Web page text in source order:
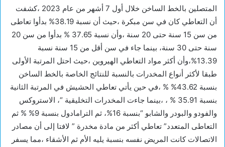
المتصلين بالخط الساخن خلال أول 7 أشهر من عام 2023 ،كشفت
أن التعاطي كان في سن مبكرة ،حيث أن نسبة 38.19% بدأوا تعاطى
من سن 15 سنة حتى 20 سنة ،وأن نسبة 37.65 % بدأوا من سن 20
سنة حتى 30 سنة، بينما جاء في سن أقل من 15 سنة نسبة
13.39%،وأن أكثر مواد التعاطي الهيروين ،حيث احتل المرتبة الأولى
طبقا لأكثر أنواع المخدرات بالنسبة للنتائج الخاصة بالخط الساخن
بنسبة 43.62% % ،في حين يأتي تعاطي الحشيش في المرتبة الثانية
بنسبة 35.91 % ، ،بينما جاءت المخدرات التخليقية “، الاستروكس
والفودو والبودر والشابو “بنسبة 16%، ثم الترامادول بنسبة 9% % ثم
التعاطى المتعدد” تعاطي أكثر من مادة مخدرة ” لافتا إلى أن مصادر
الاتصالات كانت المريض نفسه بنسبة يليه الأم ثم الأشقاء ،مما يسفر